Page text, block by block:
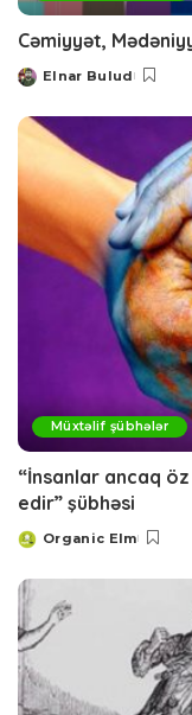
Cəmiyyət,
Posted
Elnar Bulud
Müxtəlif şübhələr
“İnsanlar ancaq
edir” şübhəsi
Posted
Organic Elm